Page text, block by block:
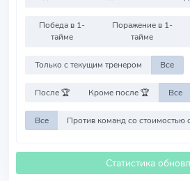
Победа в 1-
тайме
Поражение в 1-
тайме
Только с текущим тренером Все
После 🏆 Кроме после 🏆 Все
Все
Статистика